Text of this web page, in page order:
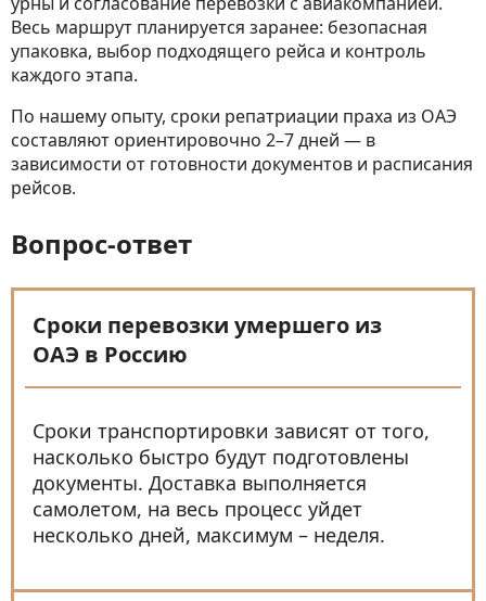
Весь маршрут планируется заранее: безопасная
упаковка, выбор подходящего рейса и контроль
каждого этапа.
По нашему опыту, сроки репатриации праха из ОАЭ
составляют ориентировочно 2–7 дней — в
зависимости от готовности документов и расписания
рейсов.
Вопрос-ответ
Сроки перевозки умершего из
ОАЭ в Россию
Сроки транспортировки зависят от того,
насколько быстро будут подготовлены
документы. Доставка выполняется
самолетом, на весь процесс уйдет
несколько дней, максимум – неделя.